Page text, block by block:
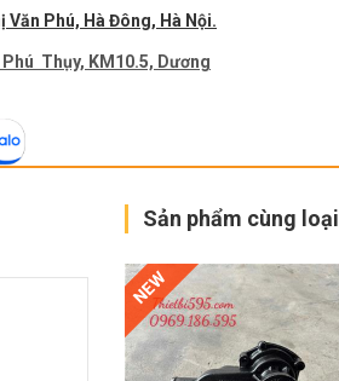
Văn Phú, Hà Đông, Hà Nội.
Thụy, KM10.5, Dương
Sản phẩm cùng loại
NEW